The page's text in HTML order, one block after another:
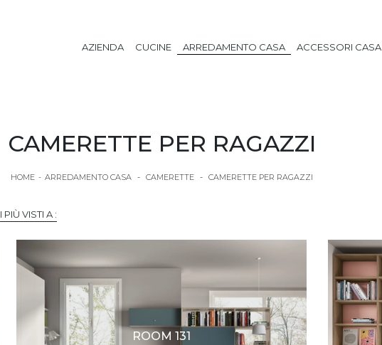
AZIENDA CUCINE ARREDAMENTO CASA ACCESSORI CASA
CAMERETTE PER RAGAZZI
HOME - ARREDAMENTO CASA - CAMERETTE - CAMERETTE PER RAGAZZI
I PIÙ VISTI A :
ROOM 131